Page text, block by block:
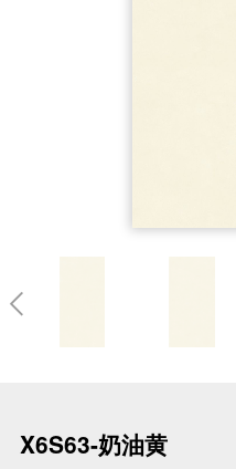

X6S63-奶油黄